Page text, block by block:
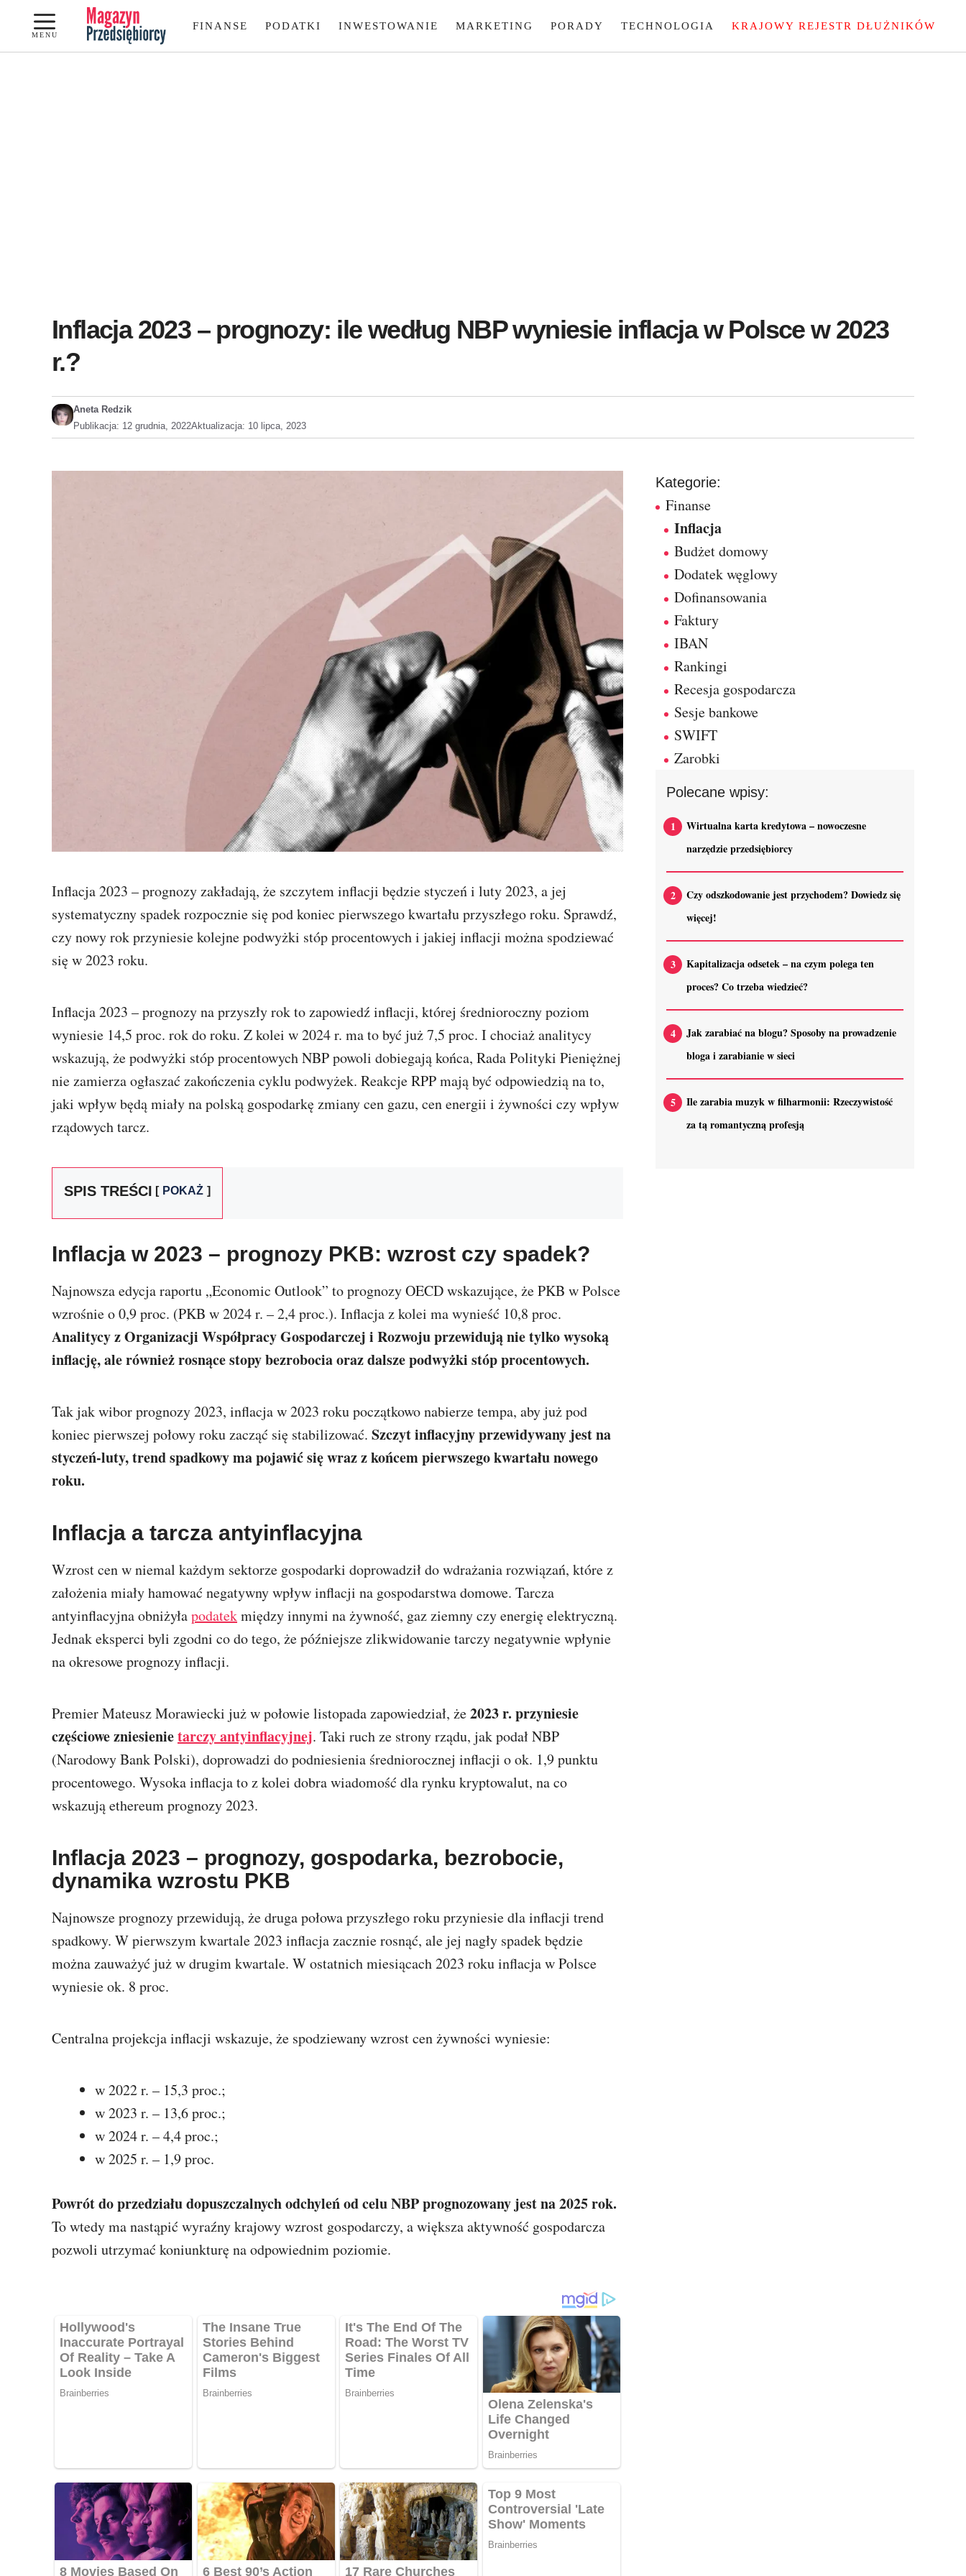
Przejdź
treści
MENU
FINANSE PODATKI INWESTOWANIE MARKETING PORADY TECHNOLOGIA KRAJOWY REJESTR DŁUŻNIKÓW
Inflacja 2023 – prognozy: ile według NBP wyniesie inflacja w Polsce w 2023
r.?
Aneta Redzik
Publikacja: 12 grudnia, 2022Aktualizacja: 10 lipca, 2023
Inflacja 2023 – prognozy zakładają, że szczytem inflacji będzie styczeń i luty 2023, a jej
systematyczny spadek rozpocznie się pod koniec pierwszego kwartału przyszłego roku. Sprawdź,
czy nowy rok przyniesie kolejne podwyżki stóp procentowych i jakiej inflacji można spodziewać
się w 2023 roku.
Inflacja 2023 – prognozy na przyszły rok to zapowiedź inflacji, której średnioroczny poziom
wyniesie 14,5 proc. rok do roku. Z kolei w 2024 r. ma to być już 7,5 proc. I chociaż analitycy
wskazują, że podwyżki stóp procentowych NBP powoli dobiegają końca, Rada Polityki Pieniężnej
nie zamierza ogłaszać zakończenia cyklu podwyżek. Reakcje RPP mają być odpowiedzią na to,
jaki wpływ będą miały na polską gospodarkę zmiany cen gazu, cen energii i żywności czy wpływ
rządowych tarcz.
SPIS TREŚCI POKAŻ
Inflacja w 2023 – prognozy PKB: wzrost czy spadek?
Najnowsza edycja raportu „Economic Outlook” to prognozy OECD wskazujące, że PKB w Polsce
wzrośnie o 0,9 proc. (PKB w 2024 r. – 2,4 proc.). Inflacja z kolei ma wynieść 10,8 proc.
Analitycy z Organizacji Współpracy Gospodarczej i Rozwoju przewidują nie tylko wysoką
inflację, ale również rosnące stopy bezrobocia oraz dalsze podwyżki stóp procentowych.
Tak jak wibor prognozy 2023, inflacja w 2023 roku początkowo nabierze tempa, aby już pod
koniec pierwszej połowy roku zacząć się stabilizować. Szczyt inflacyjny przewidywany jest na
styczeń-luty, trend spadkowy ma pojawić się wraz z końcem pierwszego kwartału nowego
roku.
Inflacja a tarcza antyinflacyjna
Wzrost cen w niemal każdym sektorze gospodarki doprowadził do wdrażania rozwiązań, które z
założenia miały hamować negatywny wpływ inflacji na gospodarstwa domowe. Tarcza
antyinflacyjna obniżyłapodatekmiędzy innymi na żywność, gaz ziemny czy energię elektryczną.
Jednak eksperci byli zgodni co do tego, że późniejsze zlikwidowanie tarczy negatywnie wpłynie
na okresowe prognozy inflacji.
Premier Mateusz Morawiecki już w połowie listopada zapowiedział, że2023 r. przyniesie
częściowe zniesienietarczy antyinflacyjnej. Taki ruch ze strony rządu, jak podał NBP
(Narodowy Bank Polski), doprowadzi do podniesienia średniorocznej inflacji o ok. 1,9 punktu
procentowego. Wysoka inflacja to z kolei dobra wiadomość dla rynku kryptowalut, na co
wskazują ethereum prognozy 2023.
Inflacja 2023 – prognozy, gospodarka, bezrobocie,
dynamika wzrostu PKB
Najnowsze prognozy przewidują, że druga połowa przyszłego roku przyniesie dla inflacji trend
spadkowy. W pierwszym kwartale 2023 inflacja zacznie rosnąć, ale jej nagły spadek będzie
można zauważyć już w drugim kwartale. W ostatnich miesiącach 2023 roku inflacja w Polsce
wyniesie ok. 8 proc.
Centralna projekcja inflacji wskazuje, że spodziewany wzrost cen żywności wyniesie:
w 2022 r. – 15,3 proc.;
w 2023 r. – 13,6 proc.;
w 2024 r. – 4,4 proc.;
w 2025 r. – 1,9 proc.
Powrót do przedziału dopuszczalnych odchyleń od celu NBP prognozowany jest na 2025 rok.
To wtedy ma nastąpić wyraźny krajowy wzrost gospodarczy, a większa aktywność gospodarcza
pozwoli utrzymać koniunkturę na odpowiednim poziomie.
Kategorie:
Finanse
Inflacja
Budżet domowy
Dodatek węglowy
Dofinansowania
Faktury
IBAN
Rankingi
Recesja gospodarcza
Sesje bankowe
SWIFT
Zarobki
Polecane wpisy:
Wirtualna karta kredytowa – nowoczesne
narzędzie przedsiębiorcy
Czy odszkodowanie jest przychodem? Dowiedz się
więcej!
Kapitalizacja odsetek – na czym polega ten
proces? Co trzeba wiedzieć?
Jak zarabiać na blogu? Sposoby na prowadzenie
bloga i zarabianie w sieci
Ile zarabia muzyk w filharmonii: Rzeczywistość
za tą romantyczną profesją